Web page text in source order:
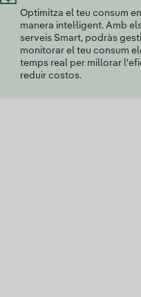
Optimitza el teu consum
manera intel·ligent. Amb
serveis Smart, podràs
monitorar el teu consum
temps real per millorar
reduir costos.